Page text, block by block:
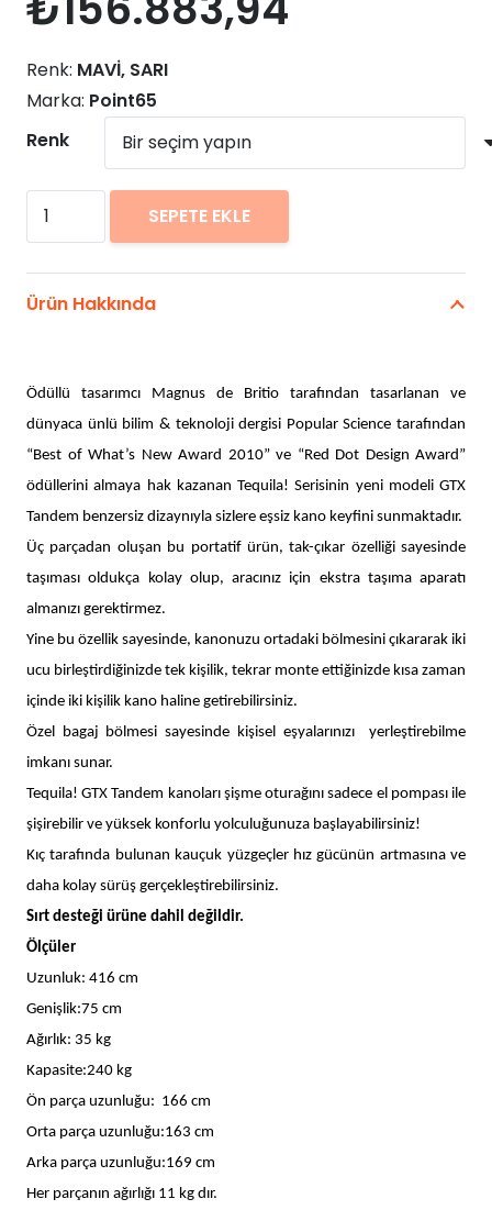
Renk: MAVİ, SARI
Marka: Point65
Renk
Point65
Tequila
Tandem
SEPETE EKLE
Ürün Hakkında
Ödüllü tasarımcı Magnus de Britio tarafından tasarlanan ve
dünyaca ünlü bilim & teknoloji dergisi Popular Science tarafından
“Best of What’s New Award 2010” ve “Red Dot Design Award”
ödüllerini almaya hak kazanan Tequila! Serisinin yeni modeli GTX
Tandem benzersiz dizaynıyla sizlere eşsiz kano keyfini sunmaktadır.
Üç parçadan oluşan bu portatif ürün, tak-çıkar özelliği sayesinde
taşıması oldukça kolay olup, aracınız için ekstra taşıma aparatı
almanızı gerektirmez.
Yine bu özellik sayesinde, kanonuzu ortadaki bölmesini çıkararak iki
ucu birleştirdiğinizde tek kişilik, tekrar monte ettiğinizde kısa zaman
içinde iki kişilik kano haline getirebilirsiniz.
Özel bagaj bölmesi sayesinde kişisel eşyalarınızı yerleştirebilme
imkanı sunar.
Tequila! GTX Tandem kanoları şişme oturağını sadece el pompası ile
şişirebilir ve yüksek konforlu yolculuğunuza başlayabilirsiniz!
Kıç tarafında bulunan kauçuk yüzgeçler hız gücünün artmasına ve
daha kolay sürüş gerçekleştirebilirsiniz.
Sırt desteği ürüne dahil değildir.
Ölçüler
Uzunluk: 416 cm
Genişlik:75 cm
Ağırlık: 35 kg
Kapasite:240 kg
Ön parça uzunluğu: 166 cm
Orta parça uzunluğu:163 cm
Arka parça uzunluğu:169 cm
Her parçanın ağırlığı 11 kg dır.